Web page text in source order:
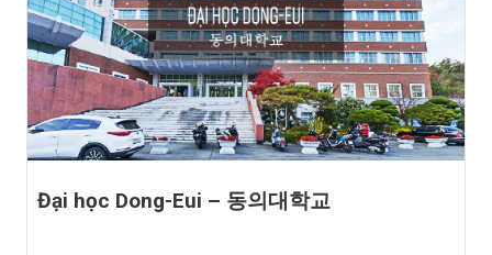
Đại học Dong-Eui – 동의대학교